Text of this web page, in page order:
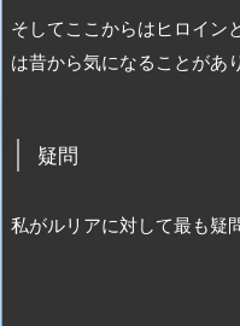
そしてここからはヒロイン
は昔から気になることがあ
疑問
私がルリアに対して最も疑